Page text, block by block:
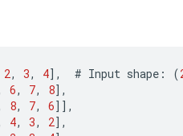
2, 3, 4] , # Input shape : (
6, 7, 8] ,
8, 7, 6]] ,
4, 3, 2] ,